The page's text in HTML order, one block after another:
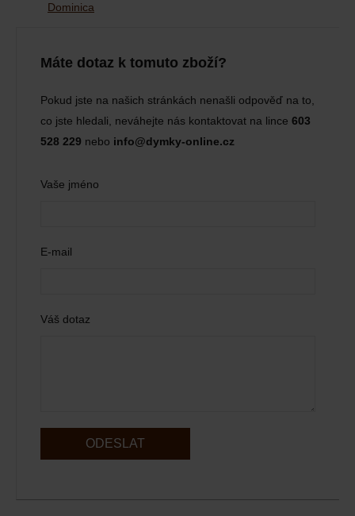
Dominica
Máte dotaz k tomuto zboží?
Pokud jste na našich stránkách nenašli odpověď na to,
co jste hledali, neváhejte nás kontaktovat na lince 603
528 229 nebo info@dymky-online.cz
Vaše jméno
E-mail
Váš dotaz
ODESLAT